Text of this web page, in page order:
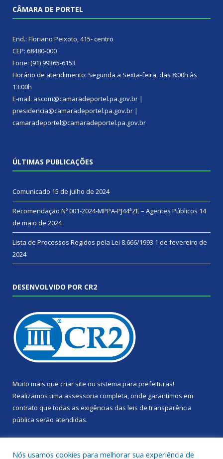
CÂMARA DE PORTEL
End.: Floriano Peixoto, 415- centro
CEP: 68480-000
Fone: (91) 99365-6153
Horário de atendimento: Segunda a Sexta-feira, das 8:00h às
13:00h
E-mail: ascom@camaradeportel.pa.gov.br |
presidencia@camaradeportel.pa.gov.br |
camaradeportel@camaradeportel.pa.gov.br
ÚLTIMAS PUBLICAÇÕES
Comunicado 15 de julho de 2024
Recomendação Nº 001-2024-MPPA-PJ44ªZE – Agentes Públicos 14
de maio de 2024
Lista de Processos Regidos pela Lei 8.666/1993 1 de fevereiro de
2024
DESENVOLVIDO POR CR2
Muito mais que criar site ou sistema para prefeituras!
Realizamos uma assessoria completa, onde garantimos em
contrato que todas as exigências das leis de transparência
pública serão atendidas.
Nós usamos cookies para melhorar sua experiência de